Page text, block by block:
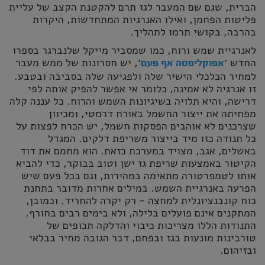
הברית, שגם שם המעבר לגז תרם להקטנת הקצב של עליית
פליטות הפחמן, ואילו האנרגיות המתחדשות, היקרות
בהרבה, בקושי תרמו לתהליך.
לאנרגיית שמש ורוח, כמו שמסביר מייקל שלנברגר בספרו
החדש ׳אפוקליפסה אף פעם׳, יש חסרונות של ממש מעבר
למחיר הכלכלי הישיר שלה ולפגיעה שלה בסביבה ובטבע.
זו אנרגיה לא אמינה, כלומר אי אפשר להפיק אותה לפי
דרישה, והיא תלויה בשיגיונות השמש והרוח. כל עננה קלה
מפחיתה את ייצור החשמל באורח דרמטי, ומכיוון
שצרכנים לא אוהבים הפסקות חשמל, יש הכרח לפצות על
כל תנודה כזו מיד בייצור משריפת דלקים. המגדל
באשלים, אגב, מצויד במערכת כזאת. הוא מחמם את דוד
הקיטור באמצעות שריפת גז ישן וטוב בבוקר, כדי להביא
אותו לטמפרטורה מתאימה במהירות, וגם בכל פעם שיש
הפרעה באנרגיית השמש. במילים אחרות מדובר בתחנת
כוח קונבנציונלית למחצה – רק יקרה להחריד. וכמובן,
המתקנים אינם פועלים בלילה, ולא בימים רבים בחורף.
התנודות הללו מצריכות כיבוי והדלקה תכופים של
טורבינות מונעות בגז ובפחם, דבר הגובה מחיר בבלאי
ובזיהום.